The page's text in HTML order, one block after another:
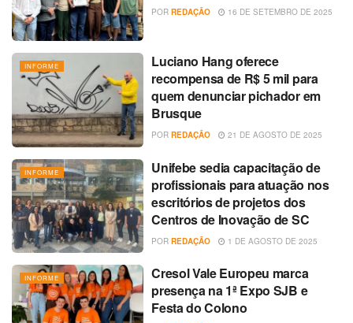
POR REDAÇÃO 16 DE SETEMBRO DE 2025
INFORME
Luciano Hang oferece
recompensa de R$ 5 mil para
quem denunciar pichador em
Brusque
POR REDAÇÃO 21 DE AGOSTO DE 2025
INFORME
Unifebe sedia capacitação de
profissionais para atuação nos
escritórios de projetos dos
Centros de Inovação de SC
POR REDAÇÃO 1 DE AGOSTO DE 2025
INFORME
Cresol Vale Europeu marca
presença na 1ª Expo SJB e
Festa do Colono